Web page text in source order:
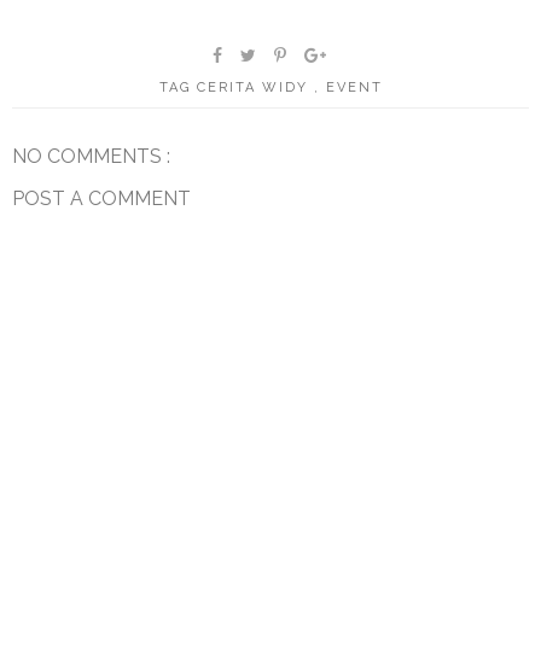
TAG CERITA WIDY , EVENT
NO COMMENTS :
POST A COMMENT